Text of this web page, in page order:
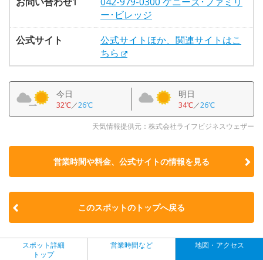
ー･ビレッジ
公式サイト
公式サイトほか、関連サイトはこ
ちら
今日
32℃／26℃
明日
34℃／26℃
天気情報提供元：株式会社ライフビジネスウェザー
営業時間や料金、公式サイトの情報を見る
このスポットのトップへ戻る
スポット詳細
トップ
営業時間など 地図・アクセス